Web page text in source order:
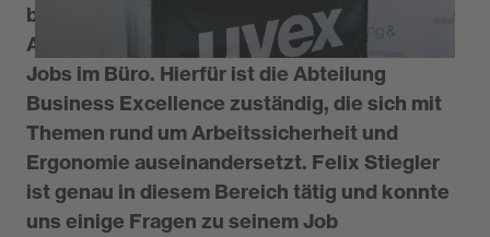
beispielsweise der Arbeit auf Baustellen.
Arbeitssicherheit ist auch enorm wichtig für
Jobs im Büro. Hierfür ist die Abteilung
Business Excellence zuständig, die sich mit
Themen rund um Arbeitssicherheit und
Ergonomie auseinandersetzt. Felix Stiegler
ist genau in diesem Bereich tätig und konnte
uns einige Fragen zu seinem Job